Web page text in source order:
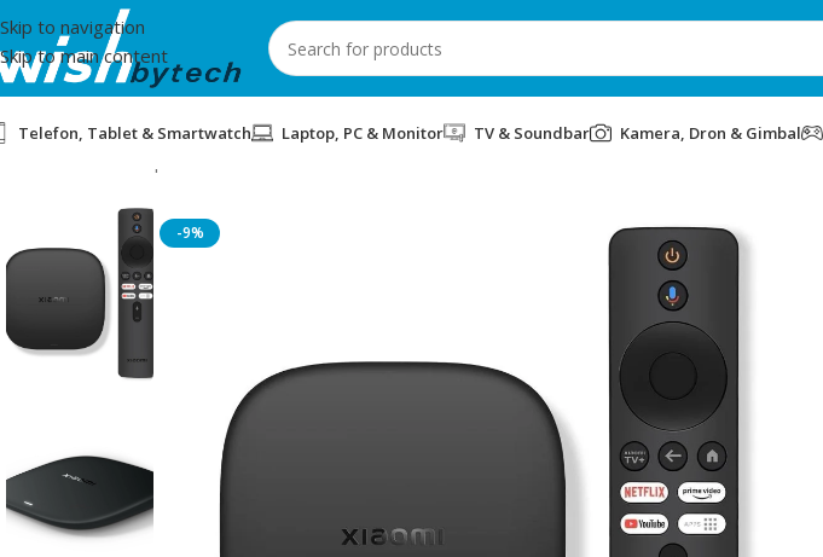
Skip to navigation
Skip to main content
Telefon, Tablet & Smartwatch Laptop, PC & Monitor TV & Soundbar Kamera, Dron & Gimbal
-9%